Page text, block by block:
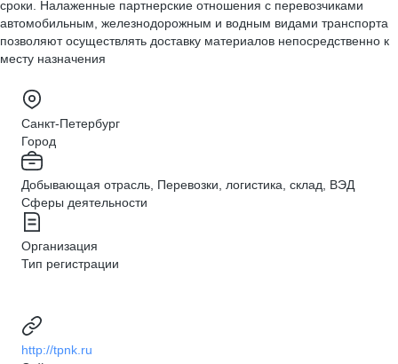
сроки. Налаженные партнерские отношения с перевозчиками
автомобильным, железнодорожным и водным видами транспорта
позволяют осуществлять доставку материалов непосредственно к
месту назначения
Санкт-Петербург
Город
Добывающая отрасль, Перевозки, логистика, склад, ВЭД
Сферы деятельности
Организация
Тип регистрации
http://tpnk.ru